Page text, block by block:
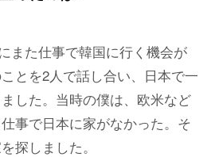
また仕事で韓国に行く機会が
とを2人で話し合い、日本で一
した。当時の僕は、欧米など
事で日本に家がなかった。そ
探しました。